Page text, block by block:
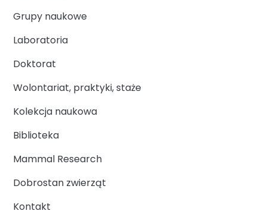
Grupy naukowe
Laboratoria
Doktorat
Wolontariat, praktyki, staże
Kolekcja naukowa
Biblioteka
Mammal Research
Dobrostan zwierząt
Kontakt